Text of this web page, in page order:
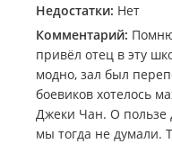
Недостатки: Нет
Комментарий:
привёл отец в эту
модно, зал был
боевиков хотелось
Джеки Чан. О пользе
мы тогда не думали.